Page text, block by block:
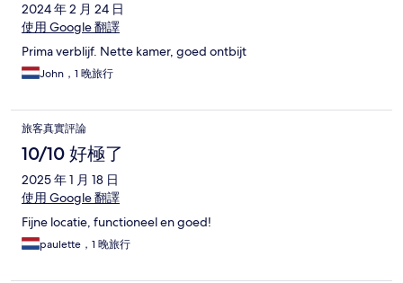
2024 年 2 月 24 日
使用 Google 翻譯
Prima verblijf. Nette kamer, goed ontbijt
John，1 晚旅行
旅客真實評論
10/10 好極了
2025 年 1 月 18 日
使用 Google 翻譯
Fijne locatie, functioneel en goed!
paulette，1 晚旅行